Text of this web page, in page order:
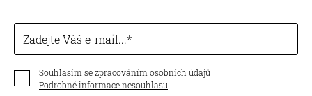
Zadejte Váš e-mail...
Souhlasím se zpracováním osobních údajů
Podrobné informace nesouhlasu